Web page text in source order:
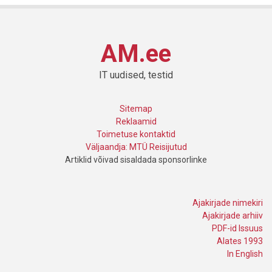
AM.ee
IT uudised, testid
Sitemap
Reklaamid
Toimetuse kontaktid
Väljaandja: MTÜ Reisijutud
Artiklid võivad sisaldada sponsorlinke
Ajakirjade nimekiri
Ajakirjade arhiiv
PDF-id Issuus
Alates 1993
In English